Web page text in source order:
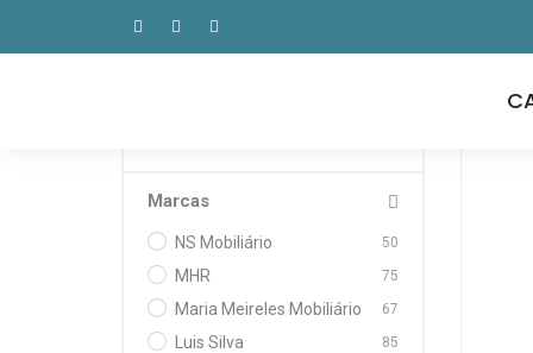
Home
Marcas
NS Mobiliário 50
MHR 75
Maria Meireles Mobiliário 67
Luis Silva 85